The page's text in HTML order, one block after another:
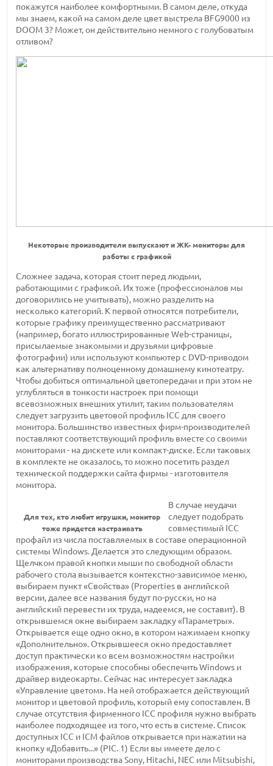
покажутся наиболее комфортными. В самом деле, откуда
мы знаем, какой на самом деле цвет выстрела BFG9000 из
DOOM 3? Может, он действительно немного с голубоватым
отливом?
Некоторые производители выпускают и ЖК- мониторы для
работы с графикой
Сложнее задача, которая стоит перед людьми,
работающими с графикой. Их тоже (профессионалов мы
договорились не учитывать), можно разделить на
несколько категорий. К первой относятся потребители,
которые графику преимущественно рассматривают
(например, богато иллюстрированные Web-страницы,
присылаемые знакомыми и друзьями цифровые
фотографии) или используют компьютер с DVD-приводом
как альтернативу полноценному домашнему кинотеатру.
Чтобы добиться оптимальной цветопередачи и при этом не
углубляться в тонкости настроек при помощи
всевозможных внешних утилит, таким пользователям
следует загрузить цветовой профиль ICC для своего
монитора. Большинство известных фирм-производителей
поставляют соответствующий профиль вместе со своими
мониторами - на дискете или компакт-диске. Если таковых
в комплекте не оказалось, то можно посетить раздел
технической поддержки сайта фирмы - изготовителя
монитора.
Для тех, кто любит игрушки, монитор
тоже придется настраивать
В случае неудачи
следует подобрать
совместимый ICC
профайл из числа поставляемых в составе операционной
системы Windows. Делается это следующим образом.
Щелчком правой кнопки мыши по свободной области
рабочего стола вызывается контекстно-зависимое меню,
выбираем пункт «Свойства» (Properties в английской
версии, далее все названия будут по-русски, но на
английский перевести их труда, надеемся, не составит). В
открывшемся окне выбираем закладку «Параметры».
Открывается еще одно окно, в котором нажимаем кнопку
«Дополнительно». Открывшееся окно предоставляет
доступ практически ко всем возможностям настройки
изображения, которые способны обеспечить Windows и
драйвер видеокарты. Сейчас нас интересует закладка
«Управление цветом». На ней отображается действующий
монитор и цветовой профиль, который ему сопоставлен. В
случае отсутствия фирменного ICC профиля нужно выбрать
наиболее подходящее из того, что есть в системе. Список
доступных ICC и ICM файлов открывается при нажатии на
кнопку «Добавить...» (PIC. 1) Если вы имеете дело с
мониторами производства Sony, Hitachi, NEC или Mitsubishi,